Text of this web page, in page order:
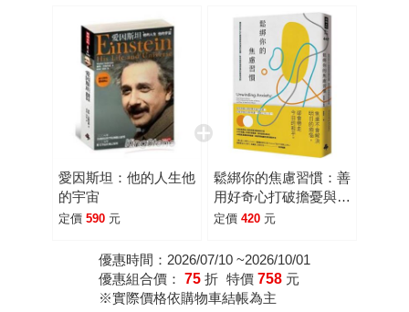
個會讓愛因斯坦停頓思考的想法，在國家地理頻道即將播映
的《世紀天才》劇集中，年輕的愛因斯坦與女性友人瑪莉騎
腳特車兜風，他想要向女性友人解釋他在思考的問題，於是
他假裝自己是光，要瑪莉努力跟上他，兩小無猜地開始腳踏
車追逐戰，停下來以後愛因斯坦問當他們兩個速度一樣快的
時候她看到了什麼？是靜止的時間。靜默的鏡頭彷彿兩個人
因斯坦除著迷於思考，更嚮往環境的自由、公民與寬容。愛
因斯坦所處的年代剛好在兩次世界大戰發生時，雖然在發生
國納粹的興起，開始要求科學家為第三帝國效命服務，不願
意協助德國且身為猶太人的愛因斯坦處境也變得愈發艱難，
法國作家 Romain Rolland 與愛因斯坦見面。Rolland 在見面
愛因斯坦：他的人生他
的宇宙
定價 590 元
鬆綁你的焦慮習慣：善
用好奇心打破擔憂與恐
懼的迴圈，有效戒除壞
定價 420 元
優惠時間：2026/07/10 ~2026/10/01
優惠組合價： 75 折 特價 758 元
※實際價格依購物車結帳為主